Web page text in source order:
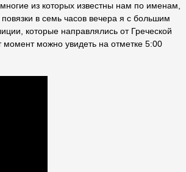
из которых известны нам по именам,
в семь часов вечера я с большим
которые направлялись от Греческой
можно увидеть на отметке 5:00